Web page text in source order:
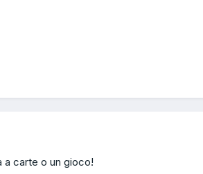
a carte o un gioco!